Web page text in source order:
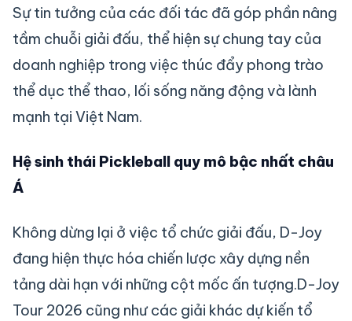
Sự tin tưởng của các đối tác đã góp phần nâng
tầm chuỗi giải đấu, thể hiện sự chung tay của
doanh nghiệp trong việc thúc đẩy phong trào
thể dục thể thao, lối sống năng động và lành
mạnh tại Việt Nam.
Hệ sinh thái Pickleball quy mô bậc nhất châu
Á
Không dừng lại ở việc tổ chức giải đấu, D-Joy
đang hiện thực hóa chiến lược xây dựng nền
tảng dài hạn với những cột mốc ấn tượng.D-Joy
Tour 2026 cũng như các giải khác dự kiến tổ